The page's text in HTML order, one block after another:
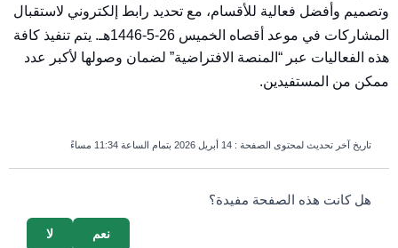
وتصميم وأفضل فعالية للأقسام، مع تحديد رابط إلكتروني لاستقبال
المشاركات في موعد أقصاه الخميس 26-5-1446هـ
. يتم تنفيذ كافة
هذه الفعاليات عبر “المنصة الافتراضية” لضمان وصولها لأكبر عدد
ممكن من المستفيدين.
تاريخ آخر تحديث لمحتوى الصفحة : 14 أبريل 2026 بتمام الساعة 11:34 مساءً
survey_v2
هل كانت هذه الصفحة مفيدة؟
لا نعم